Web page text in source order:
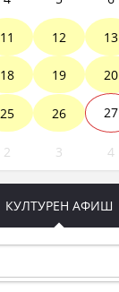
11 12 13
18 19 20
25 26 27
2 3 4
КУЛТУРЕН АФИШ